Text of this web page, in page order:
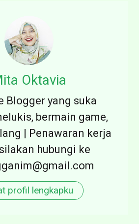
Oktavia
Blogger yang suka
bermain game,
| Penawaran kerja
hubungi ke
profil lengkapku